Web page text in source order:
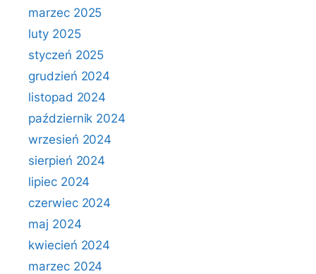
marzec 2025
luty 2025
styczeń 2025
grudzień 2024
listopad 2024
październik 2024
wrzesień 2024
sierpień 2024
lipiec 2024
czerwiec 2024
maj 2024
kwiecień 2024
marzec 2024